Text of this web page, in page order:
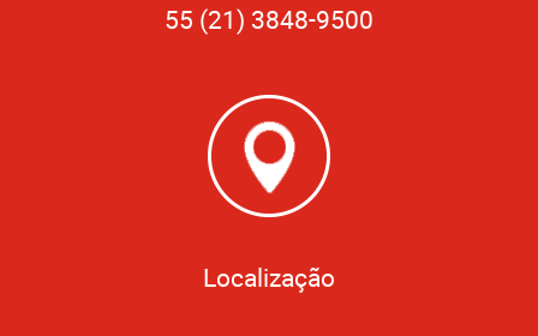
55 (21) 3848-9500
Localização